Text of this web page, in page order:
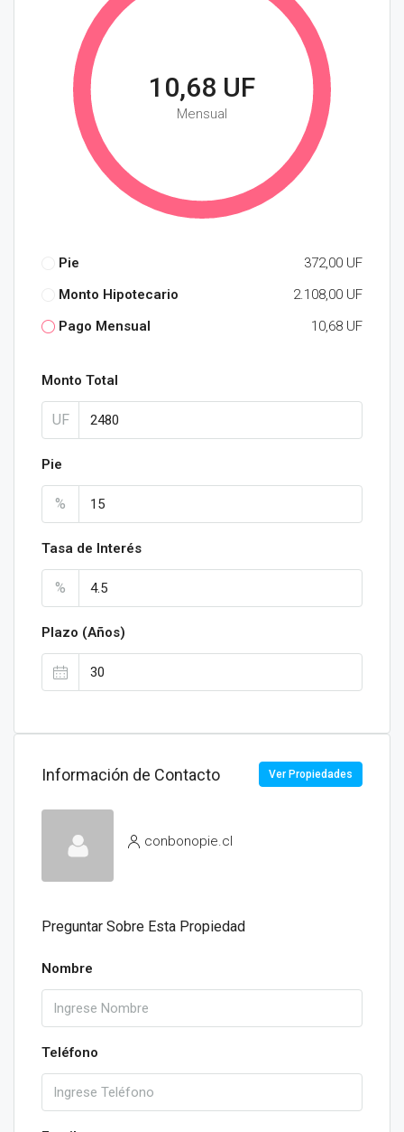
10,68 UF
Mensual
Pie
372,00 UF
Monto Hipotecario
2.108,00 UF
Pago Mensual
10,68 UF
Monto Total
UF
Pie
%
Tasa de Interés
%
Plazo (Años)
Información de Contacto Ver Propiedades
conbonopie.cl
Preguntar Sobre Esta Propiedad
Nombre
Teléfono